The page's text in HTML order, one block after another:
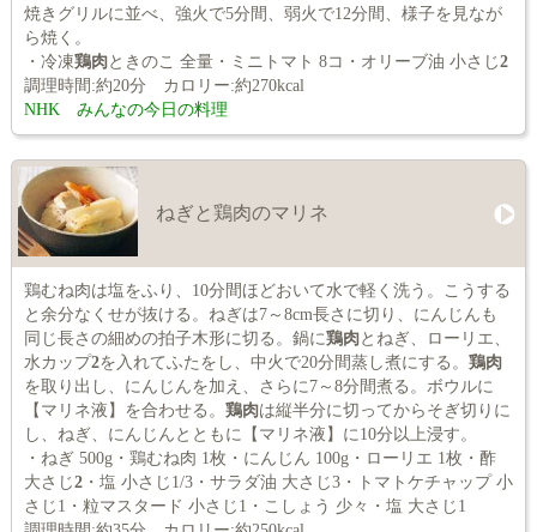
焼きグリルに並べ、強火で5分間、弱火で12分間、様子を見なが
ら焼く。
・冷凍鶏肉 ときのこ 全量・ミニトマト 8コ・オリーブ油 小さじ2
調理時間:約20分 カロリー:約270kcal
NHK みんなの今日の料理
ねぎと鶏肉のマリネ
鶏むね肉は塩をふり、10分間ほどおいて水で軽く洗う。こうする
と余分なくせが抜ける。ねぎは7～8cm長さに切り、にんじんも
同じ長さの細めの拍子木形に切る。鍋に鶏肉 とねぎ、ローリエ、
水カップ2を入れてふたをし、中火で20分間蒸し煮にする。 鶏肉
を取り出し、にんじんを加え、さらに7～8分間煮る。ボウルに
【マリネ液】を合わせる。 鶏肉は縦半分に切ってからそぎ切りに
し、ねぎ、にんじんとともに【マリネ液】に10分以上浸す。
・ねぎ 500g・鶏むね肉 1枚・にんじん 100g・ローリエ 1枚・酢
大さじ2・塩 小さじ1/3・サラダ油 大さじ3・トマトケチャップ 小
さじ1・粒マスタード 小さじ1・こしょう 少々・塩 大さじ1